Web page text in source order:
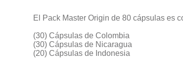
El Pack Master Origin de 80 cápsulas es
(30) Cápsulas de Colombia
(30) Cápsulas de Nicaragua
(20) Cápsulas de Indonesia